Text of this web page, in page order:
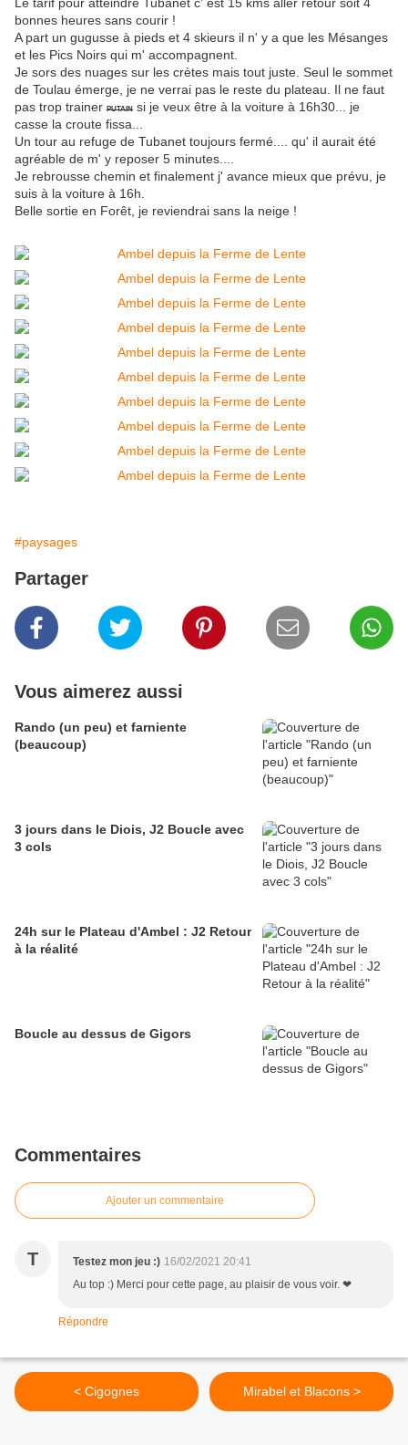
bonnes heures sans courir !
A part un gugusse à pieds et 4 skieurs il n' y a que les Mésanges
et les Pics Noirs qui m' accompagnent.
Je sors des nuages sur les crètes mais tout juste. Seul le sommet
de Toulau émerge, je ne verrai pas le reste du plateau. Il ne faut
pas trop trainer PUTAIN si je veux être à la voiture à 16h30... je
casse la croute fissa...
Un tour au refuge de Tubanet toujours fermé.... qu' il aurait été
agréable de m' y reposer 5 minutes....
Je rebrousse chemin et finalement j' avance mieux que prévu, je
suis à la voiture à 16h.
Belle sortie en Forêt, je reviendrai sans la neige !
#paysages
Partager
Vous aimerez aussi
Rando (un peu) et farniente
(beaucoup)
3 jours dans le Diois, J2 Boucle avec
3 cols
24h sur le Plateau d'Ambel : J2 Retour
à la réalité
Boucle au dessus de Gigors
Commentaires
Ajouter un commentaire
T Testez mon jeu :) 16/02/2021 20:41
Au top :) Merci pour cette page, au plaisir de vous voir. ❤
Répondre
< Cigognes Mirabel et Blacons >